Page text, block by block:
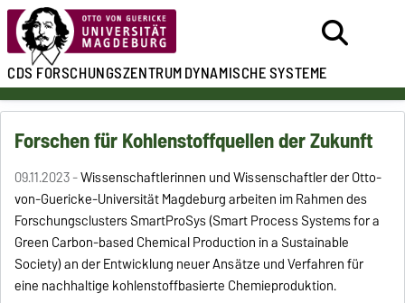
CDSFORSCHUNGSZENTRUMDYNAMISCHE SYSTEME
Forschen für Kohlenstoffquellen der Zukunft
09.11.2023 -Wissenschaftlerinnen und Wissenschaftler der Otto-
von-Guericke-Universität Magdeburg arbeiten im Rahmen des
Forschungsclusters SmartProSys (Smart Process Systems for a
Green Carbon-based Chemical Production in a Sustainable
Society) an der Entwicklung neuer Ansätze und Verfahren für
eine nachhaltige kohlenstoffbasierte Chemieproduktion.